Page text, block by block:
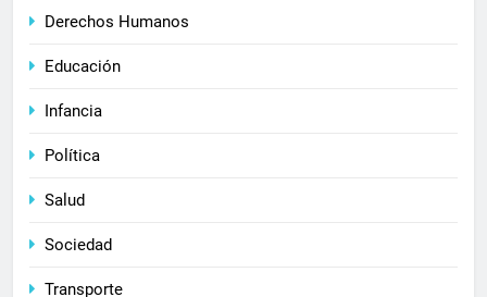
Derechos Humanos
Educación
Infancia
Política
Salud
Sociedad
Transporte